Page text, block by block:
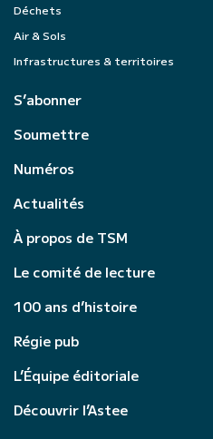
Déchets
Air & Sols
Infrastructures & territoires
S’abonner
Soumettre
Numéros
Actualités
À propos de TSM
Le comité de lecture
100 ans d’histoire
Régie pub
L’Équipe éditoriale
Découvrir l’Astee